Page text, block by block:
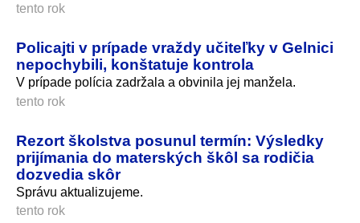
tento rok
Policajti v prípade vraždy učiteľky v Gelnici
nepochybili, konštatuje kontrola
V prípade polícia zadržala a obvinila jej manžela.
tento rok
Rezort školstva posunul termín: Výsledky
prijímania do materských škôl sa rodičia
dozvedia skôr
Správu aktualizujeme.
tento rok